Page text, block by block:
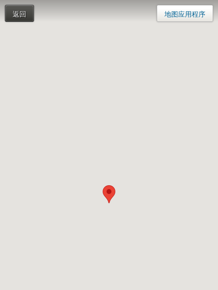
返回 地图应用程序